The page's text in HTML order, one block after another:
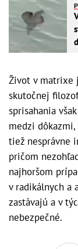
Život v matrixe
skutočnej
sprisahania
medzi
tiež nesprávne
pričom
najhoršom
v radikálnych a
zastávajú a v
nebezpečné.